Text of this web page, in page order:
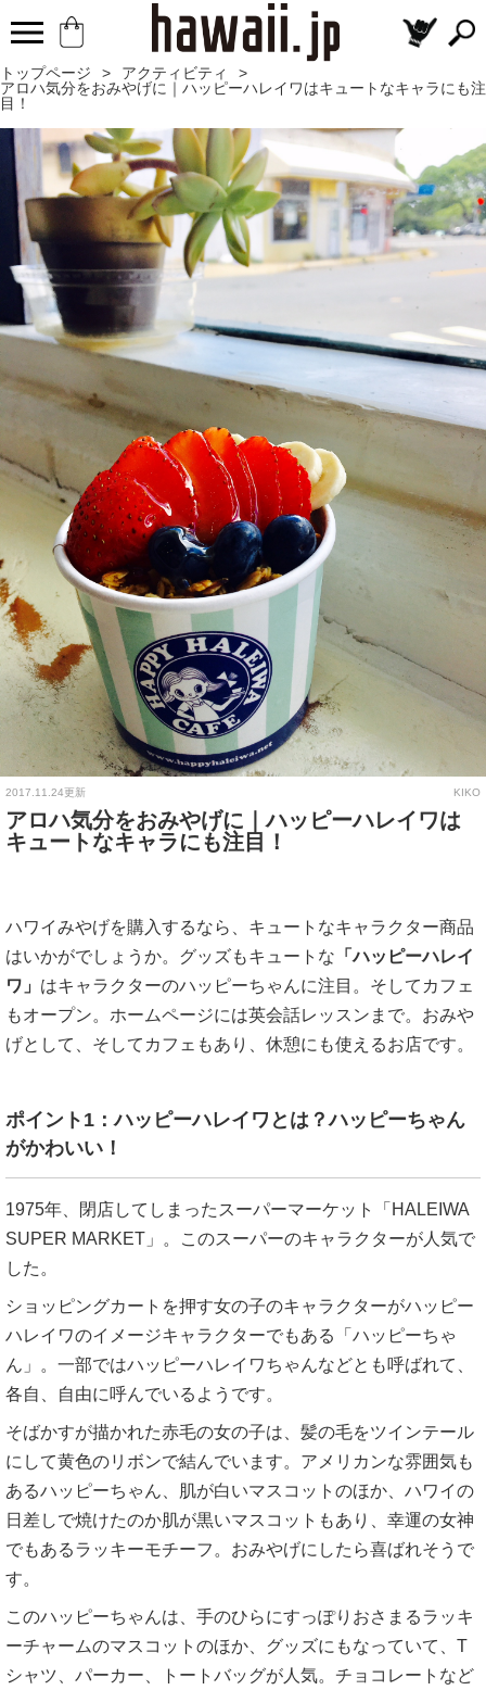
トップページ > アクティビティ
>
アロハ気分をおみやげに｜ハッピーハレイワはキュートなキャラにも注
目！
2017.11.24更新 KIKO
アロハ気分をおみやげに｜ハッピーハレイワは
キュートなキャラにも注目！
ハワイみやげを購入するなら、キュートなキャラクター商品
はいかがでしょうか。グッズもキュートな 「ハッピーハレイ
ワ」 はキャラクターのハッピーちゃんに注目。そしてカフェ
もオープン。ホームページには英会話レッスンまで。おみや
げとして、そしてカフェもあり、休憩にも使えるお店です。
ポイント1：ハッピーハレイワとは？ハッピーちゃん
がかわいい！
1975年、閉店してしまったスーパーマーケット「HALEIWA
SUPER MARKET」。このスーパーのキャラクターが人気で
した。
ショッピングカートを押す女の子のキャラクターがハッピー
ハレイワのイメージキャラクターでもある「ハッピーちゃ
ん」。一部ではハッピーハレイワちゃんなどとも呼ばれて、
各自、自由に呼んでいるようです。
そばかすが描かれた赤毛の女の子は、髪の毛をツインテール
にして黄色のリボンで結んでいます。アメリカンな雰囲気も
あるハッピーちゃん、肌が白いマスコットのほか、ハワイの
日差しで焼けたのか肌が黒いマスコットもあり、幸運の女神
でもあるラッキーモチーフ。おみやげにしたら喜ばれそうで
す。
このハッピーちゃんは、手のひらにすっぽりおさまるラッキ
ーチャームのマスコットのほか、グッズにもなっていて、T
シャツ、パーカー、トートバッグが人気。チョコレートなど